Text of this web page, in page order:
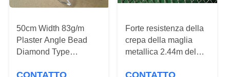
MAPPA
DEL
SITO
50cm Width 83g/m
Plaster Angle Bead
Diamond Type
Length
CONTATTO
Forte resistenza della
crepa della maglia
metallica 2.44m del
adesiva
CONTATTO